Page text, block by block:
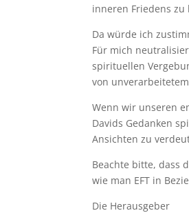
inneren Friedens zu
Da würde ich
Für mich
spirituellen
von
Wenn wir unseren
Davids Gedanken
Ansichten zu
Beachte bitte, dass
wie man EFT in
Die Herausgeber